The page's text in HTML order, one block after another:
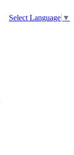
Select Language ▼